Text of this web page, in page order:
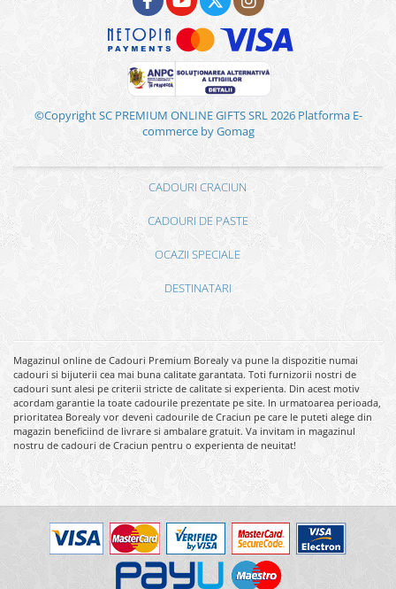
©Copyright SC PREMIUM ONLINE GIFTS SRL 2026 Platforma E-
commerce by Gomag
CADOURI CRACIUN
CADOURI DE PASTE
OCAZII SPECIALE
DESTINATARI
Magazinul online de Cadouri Premium Borealy va pune la dispozitie numai
cadouri si bijuterii cea mai buna calitate garantata. Toti furnizorii nostri de
cadouri sunt alesi pe criterii stricte de calitate si experienta. Din acest motiv
acordam garantie la toate cadourile prezentate pe site. In urmatoarea perioada,
prioritatea Borealy vor deveni cadourile de Craciun pe care le puteti alege din
magazin beneficiind de livrare si ambalare gratuit. Va invitam in magazinul
nostru de cadouri de Craciun pentru o experienta de neuitat!